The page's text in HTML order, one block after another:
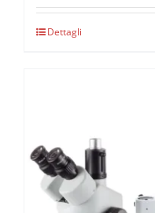
Dettagli